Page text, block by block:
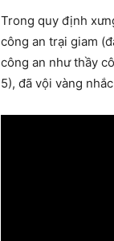
Trong quy định
công an trại giam
công an như thầy
5), đã vội vàng